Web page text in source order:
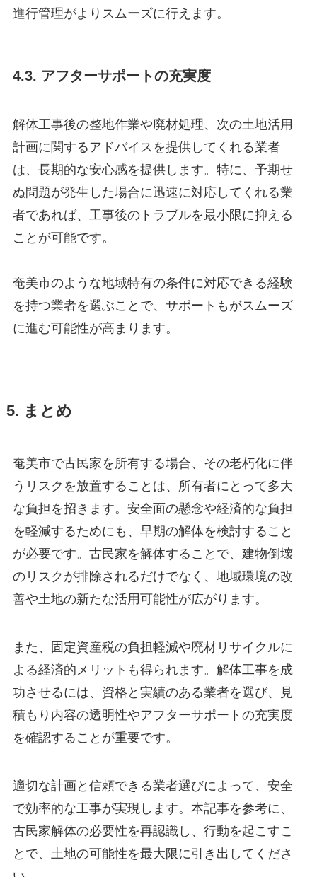
進行管理がよりスムーズに行えます。
4.3. アフターサポートの充実度
解体工事後の整地作業や廃材処理、次の土地活用
計画に関するアドバイスを提供してくれる業者
は、長期的な安心感を提供します。特に、予期せ
ぬ問題が発生した場合に迅速に対応してくれる業
者であれば、工事後のトラブルを最小限に抑える
ことが可能です。
奄美市のような地域特有の条件に対応できる経験
を持つ業者を選ぶことで、サポートもがスムーズ
に進む可能性が高まります。
5. まとめ
奄美市で古民家を所有する場合、その老朽化に伴
うリスクを放置することは、所有者にとって多大
な負担を招きます。安全面の懸念や経済的な負担
を軽減するためにも、早期の解体を検討すること
が必要です。古民家を解体することで、建物倒壊
のリスクが排除されるだけでなく、地域環境の改
善や土地の新たな活用可能性が広がります。
また、固定資産税の負担軽減や廃材リサイクルに
よる経済的メリットも得られます。解体工事を成
功させるには、資格と実績のある業者を選び、見
積もり内容の透明性やアフターサポートの充実度
を確認することが重要です。
適切な計画と信頼できる業者選びによって、安全
で効率的な工事が実現します。本記事を参考に、
古民家解体の必要性を再認識し、行動を起こすこ
とで、土地の可能性を最大限に引き出してくださ